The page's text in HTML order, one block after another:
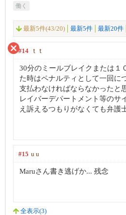
働く
最新5件(43/20) 最新5件 最新20件
#14 ｔｔ
30分のミールブレイクまたは１
た時はペナルティとして一回に
支払わなければならなかったと
レイバーデパートメント等のサ
え訴えるつもりがなくても弁護
#15 u u
Maruさん書き逃げか... 残念
全表示(3)